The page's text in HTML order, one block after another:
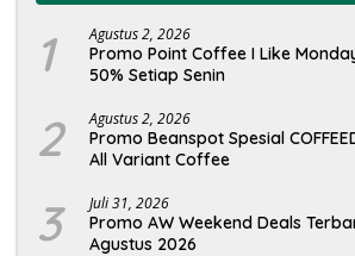
1 Agustus 2, 2026
Promo Point Coffee I Like
50% Setiap Senin
2 Agustus 2, 2026
Promo Beanspot Spesial
All Variant Coffee
3 Juli 31, 2026
Promo AW Weekend Deals
Agustus 2026